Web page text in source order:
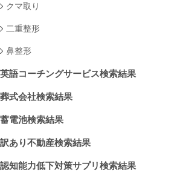
クマ取り
二重整形
鼻整形
英語コーチングサービス検索結果
葬式会社検索結果
蓄電池検索結果
訳あり不動産検索結果
認知能力低下対策サプリ検索結果